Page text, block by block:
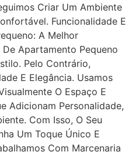
Criar Um Ambiente
Funcionalidade E
A Melhor
Apartamento Pequeno
Pelo Contrário,
E Elegância. Usamos
O Espaço E
Adicionam Personalidade,
Com Isso, O Seu
Um Toque Único E
Com Marcenaria